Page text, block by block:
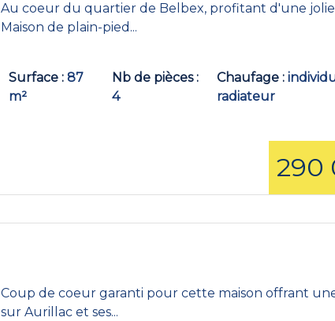
Au coeur du quartier de Belbex, profitant d'une
Maison de plain-pied...
Surface 87
m²
Nb de pièces
4
Chaufage
radiateur
290
Coup de coeur garanti pour cette maison offrant
sur Aurillac et ses...